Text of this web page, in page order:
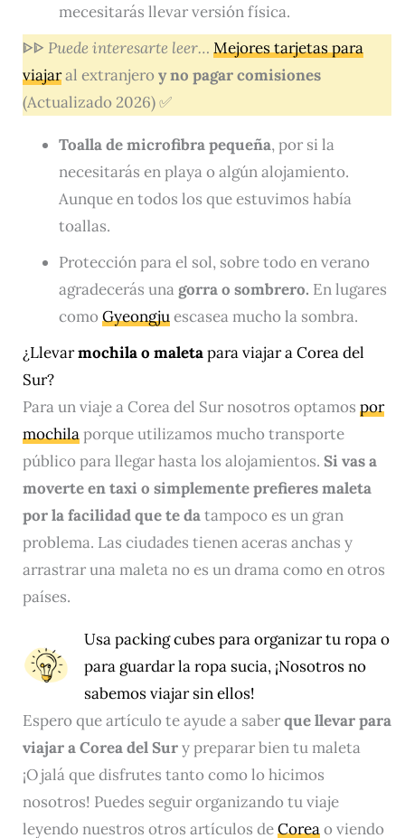
mecesitarás llevar versión física.
ᐈᐈ Puede interesarte leer… Mejores tarjetas para
viajaral extranjeroy no pagar comisiones
(Actualizado 2026) ✅
Toalla de microfibra pequeña, por si la
necesitarás en playa o algún alojamiento.
Aunque en todos los que estuvimos había
toallas.
Protección para el sol, sobre todo en verano
agradecerás una gorra o sombrero. En lugares
comoGyeongjuescasea mucho la sombra.
¿Llevarmochila o maletapara viajar a Corea del
Sur?
Para un viaje a Corea del Sur nosotros optamos por
mochilaporque utilizamos mucho transporte
público para llegar hasta los alojamientos. Si vas a
moverte en taxi o simplemente prefieres maleta
por la facilidad que te datampoco es un gran
problema. Las ciudades tienen aceras anchas y
arrastrar una maleta no es un drama como en otros
países.
Usapacking cubespara organizar tu ropa o
para guardar la ropa sucia, ¡Nosotros no
sabemos viajar sin ellos!
Espero que artículo te ayude a saberque llevar para
viajar a Corea del Sury preparar bien tu maleta
¡Ojalá que disfrutes tanto como lo hicimos
nosotros! Puedes seguir organizando tu viaje
leyendo nuestros otros artículos deCoreao viendo